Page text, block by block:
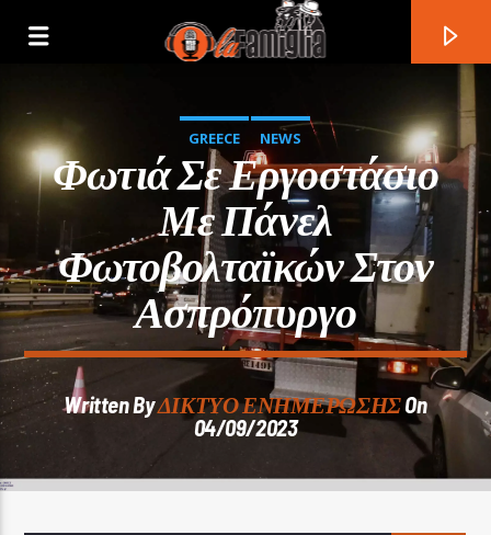
Current Track
Title
Artist
GREECE NEWS
Φωτιά Σε Εργοστάσιο
Με Πάνελ
Φωτοβολταϊκών Στον
Ασπρόπυργο
Written ByΔΙΚΤΥΟ ΕΝΗΜΕΡΩΣΗΣOn
04/09/2023